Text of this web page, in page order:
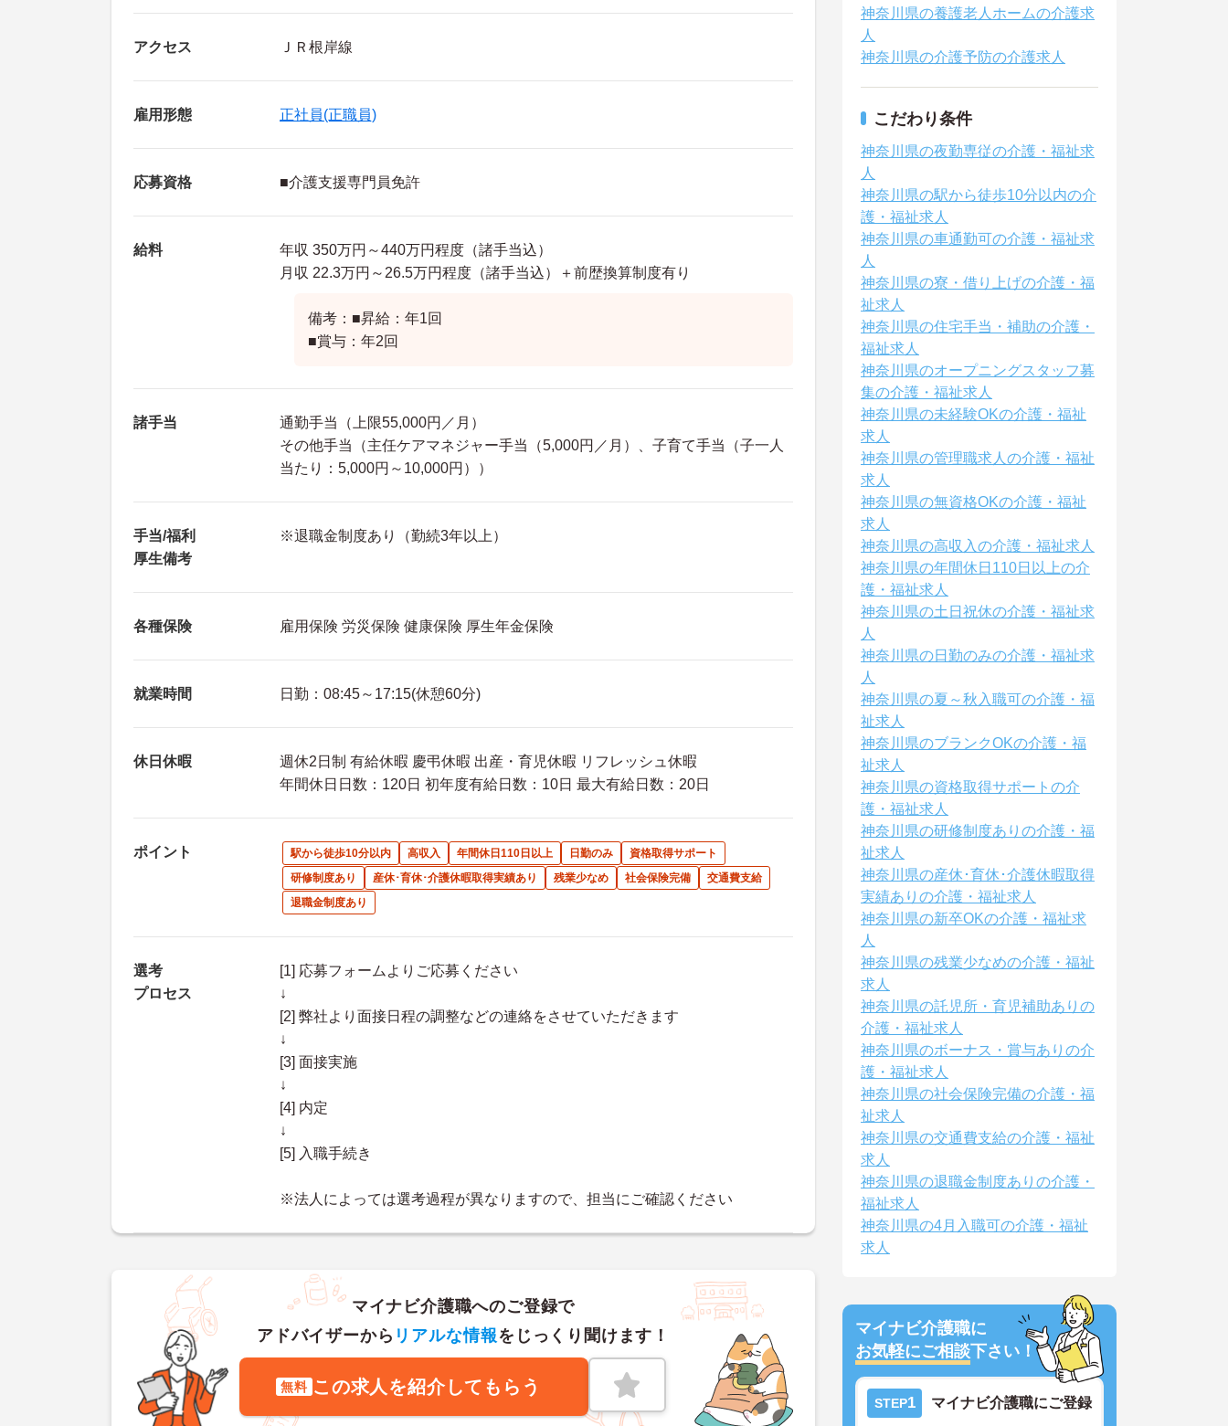
アクセス ＪＲ根岸線
雇用形態 正社員(正職員)
応募資格 ■介護支援専門員免許
給料
年収 350万円～440万円程度（諸手当込）
月収 22.3万円～26.5万円程度（諸手当込）＋前歴換算制度有り
備考：■昇給：年1回
■賞与：年2回
諸手当
通勤手当（上限55,000円／月）
その他手当（主任ケアマネジャー手当（5,000円／月）、子育て手当（子一人
当たり：5,000円～10,000円））
手当/福利
厚生備考
※退職金制度あり（勤続3年以上）
各種保険 雇用保険 労災保険 健康保険 厚生年金保険
就業時間 日勤：08:45～17:15(休憩60分)
休日休暇
週休2日制 有給休暇 慶弔休暇 出産・育児休暇 リフレッシュ休暇
年間休日日数：120日 初年度有給日数：10日 最大有給日数：20日
ポイント 駅から徒歩10分以内 高収入 年間休日110日以上 日勤のみ
資格取得サポート
研修制度あり
産休･育休･介護休暇取得実績あり 残業少なめ 社会保険完備
交通費支給
退職金制度あり
選考
プロセス
[1] 応募フォームよりご応募ください
↓
[2] 弊社より面接日程の調整などの連絡をさせていただきます
↓
[3] 面接実施
↓
[4] 内定
↓
[5] 入職手続き
※法人によっては選考過程が異なりますので、担当にご確認ください
マイナビ介護職へのご登録で
アドバイザーから リアルな情報をじっくり聞けます！
無料 この求人を紹介してもらう
神奈川県の養護老人ホームの介護求
人
神奈川県の介護予防の介護求人
こだわり条件
神奈川県の夜勤専従の介護・福祉求
人
神奈川県の駅から徒歩10分以内の介
護・福祉求人
神奈川県の車通勤可の介護・福祉求
人
神奈川県の寮・借り上げの介護・福
祉求人
神奈川県の住宅手当・補助の介護・
福祉求人
神奈川県のオープニングスタッフ募
集の介護・福祉求人
神奈川県の未経験OKの介護・福祉
求人
神奈川県の管理職求人の介護・福祉
求人
神奈川県の無資格OKの介護・福祉
求人
神奈川県の高収入の介護・福祉求人
神奈川県の年間休日110日以上の介
護・福祉求人
神奈川県の土日祝休の介護・福祉求
人
神奈川県の日勤のみの介護・福祉求
人
神奈川県の夏～秋入職可の介護・福
祉求人
神奈川県のブランクOKの介護・福
祉求人
神奈川県の資格取得サポートの介
護・福祉求人
神奈川県の研修制度ありの介護・福
祉求人
神奈川県の産休･育休･介護休暇取得
実績ありの介護・福祉求人
神奈川県の新卒OKの介護・福祉求
人
神奈川県の残業少なめの介護・福祉
求人
神奈川県の託児所・育児補助ありの
介護・福祉求人
神奈川県のボーナス・賞与ありの介
護・福祉求人
神奈川県の社会保険完備の介護・福
祉求人
神奈川県の交通費支給の介護・福祉
求人
神奈川県の退職金制度ありの介護・
福祉求人
神奈川県の4月入職可の介護・福祉
求人
マイナビ介護職に
お気軽にご相談下さい！
STEP1 マイナビ介護職にご登録